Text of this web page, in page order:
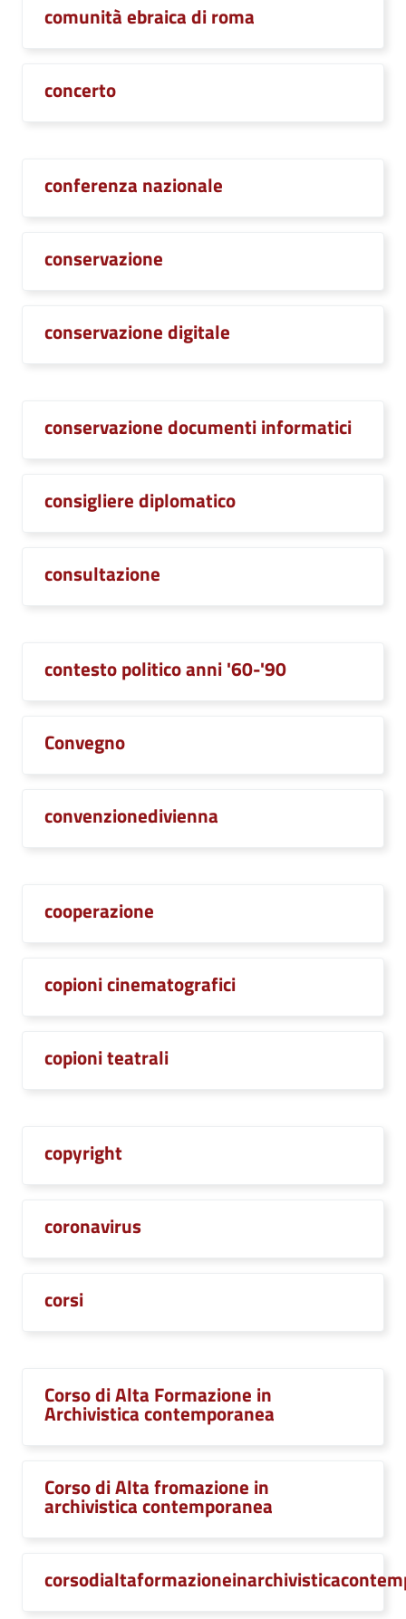
comunità ebraica di roma
concerto
conferenza nazionale
conservazione
conservazione digitale
conservazione documenti informatici
consigliere diplomatico
consultazione
contesto politico anni '60-'90
Convegno
convenzionedivienna
cooperazione
copioni cinematografici
copioni teatrali
copyright
coronavirus
corsi
Corso di Alta Formazione in
Archivistica contemporanea
Corso di Alta fromazione in
archivistica contemporanea